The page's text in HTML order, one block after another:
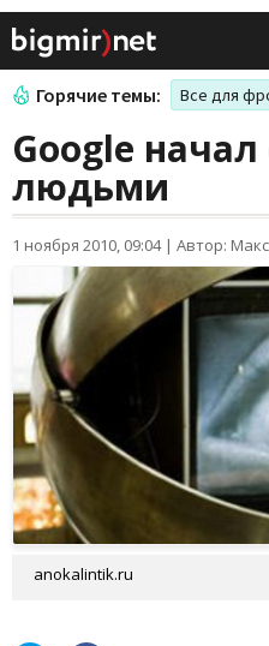
Горячие темы: Все для
Google
людьми
1 ноября 2010, 09:04| Автор:
anokalintik.ru